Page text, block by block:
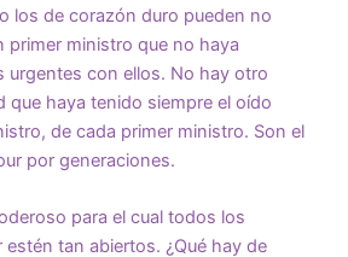
los de corazón duro pueden no
primer ministro que no haya
urgentes con ellos. No hay otro
que haya tenido siempre el oído
de cada primer ministro. Son el
por generaciones.
para el cual todos los
tan abiertos. ¿Qué hay de